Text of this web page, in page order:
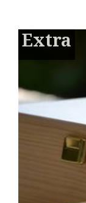
Extra